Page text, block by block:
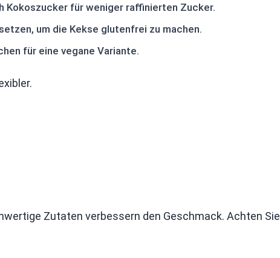
Kokoszucker für weniger raffinierten Zucker.
um die Kekse glutenfrei zu machen.
für eine vegane Variante.
Zutaten verbessern den Geschmack. Achten Sie